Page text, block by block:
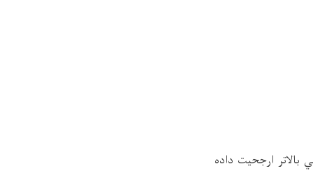
ارجحيت داده